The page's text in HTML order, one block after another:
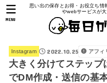
思い出の保存とお得・お役立ち情
やwebサービスが
MENU
Instagram 2022.10.25 アフィ
大きく分けてステッ
でDM作成・送信の基